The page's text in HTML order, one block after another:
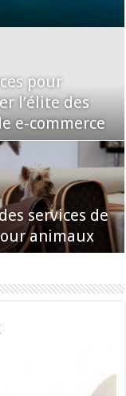
pour
l’élite des
e-commerce
services de
animaux